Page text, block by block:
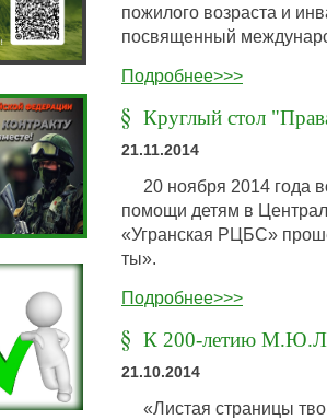
пожилого возраста и
посвященный
Подробнее>>>
Круглый стол
21.11.2014
20 ноября 2014 года
помощи детям в
«Угранская РЦБС»
ты».
Подробнее>>>
К 200-летию
21.10.2014
«Листая страницы